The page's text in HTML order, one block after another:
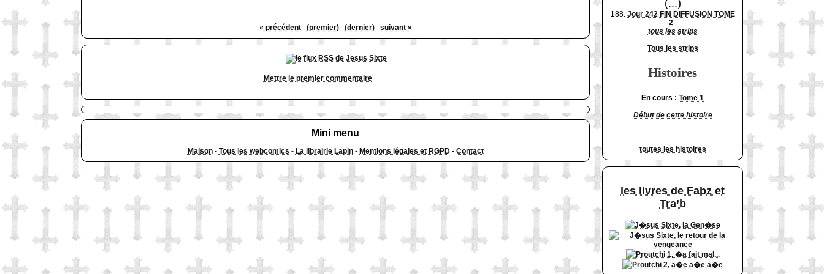
« précédent (premier) (dernier) suivant »
Mettre le premier commentaire
Mini menu
Maison- Tous les webcomics - La librairie Lapin- Mentions légales et RGPD- Contact
(...)
188. Jour 242 FIN DIFFUSION TOME
2
tous les strips
Tous les strips
Histoires
En cours : Tome 1
Début de cette histoire
toutes les histoires
les livres de Fabz et
Tra’b